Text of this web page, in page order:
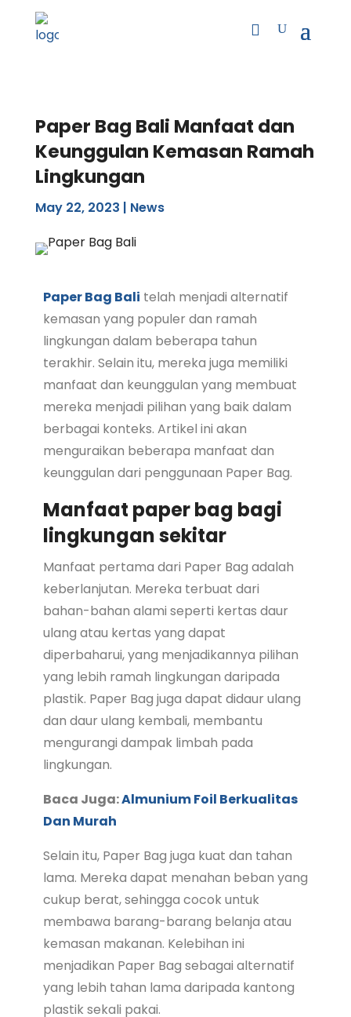
Paper Bag Bali Manfaat dan
Keunggulan Kemasan Ramah
Lingkungan
May 22, 2023 | News
Paper Bag Bali telah menjadi alternatif
kemasan yang populer dan ramah
lingkungan dalam beberapa tahun
terakhir. Selain itu, mereka juga memiliki
manfaat dan keunggulan yang membuat
mereka menjadi pilihan yang baik dalam
berbagai konteks. Artikel ini akan
menguraikan beberapa manfaat dan
keunggulan dari penggunaan Paper Bag.
Manfaat paper bag bagi
lingkungan sekitar
Manfaat pertama dari Paper Bag adalah
keberlanjutan. Mereka terbuat dari
bahan-bahan alami seperti kertas daur
ulang atau kertas yang dapat
diperbaharui, yang menjadikannya pilihan
yang lebih ramah lingkungan daripada
plastik. Paper Bag juga dapat didaur ulang
dan daur ulang kembali, membantu
mengurangi dampak limbah pada
lingkungan.
Baca Juga:Almunium Foil Berkualitas
Dan Murah
Selain itu, Paper Bag juga kuat dan tahan
lama. Mereka dapat menahan beban yang
cukup berat, sehingga cocok untuk
membawa barang-barang belanja atau
kemasan makanan. Kelebihan ini
menjadikan Paper Bag sebagai alternatif
yang lebih tahan lama daripada kantong
plastik sekali pakai.